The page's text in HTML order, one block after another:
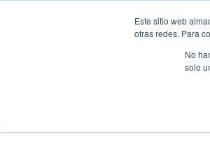
Este sitio web
otras redes. Para
No
solo
+57 310